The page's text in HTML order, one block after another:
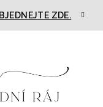
ZDE.